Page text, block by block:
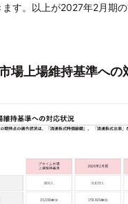
す。以上が2027年2月期の
場上場維持基準への